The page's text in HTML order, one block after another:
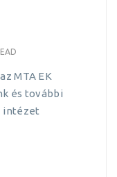
MTA EK
és további
intézet